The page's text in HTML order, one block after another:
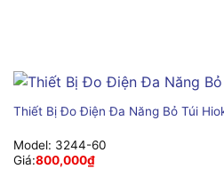
Thiết Bị Đo Điện Đa Năng Bỏ Túi
Model: 3244-60
Giá:800,000₫